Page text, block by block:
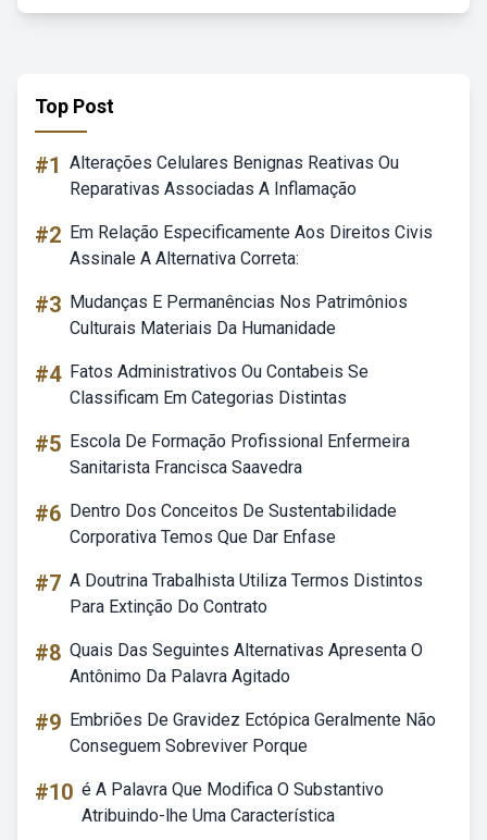
Top Post
#1 Alterações Celulares Benignas Reativas Ou
Reparativas Associadas A Inflamação
#2 Em Relação Especificamente Aos Direitos Civis
Assinale A Alternativa Correta:
#3 Mudanças E Permanências Nos Patrimônios
Culturais Materiais Da Humanidade
#4 Fatos Administrativos Ou Contabeis Se
Classificam Em Categorias Distintas
#5 Escola De Formação Profissional Enfermeira
Sanitarista Francisca Saavedra
#6 Dentro Dos Conceitos De Sustentabilidade
Corporativa Temos Que Dar Enfase
#7 A Doutrina Trabalhista Utiliza Termos Distintos
Para Extinção Do Contrato
#8 Quais Das Seguintes Alternativas Apresenta O
Antônimo Da Palavra Agitado
#9 Embriões De Gravidez Ectópica Geralmente Não
Conseguem Sobreviver Porque
#10 é A Palavra Que Modifica O Substantivo
Atribuindo-lhe Uma Característica